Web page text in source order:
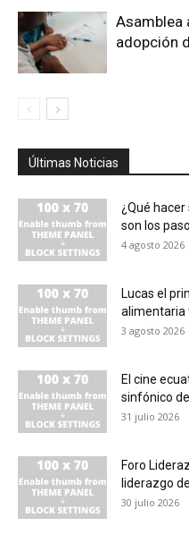
Asamblea
adopción
Últimas Noticias
¿Qué
son los
4 agosto 2026
Lucas el
alimentaria
3 agosto 2026
El cine
sinfónico
31 julio 2026
Foro
liderazgo
30 julio 2026